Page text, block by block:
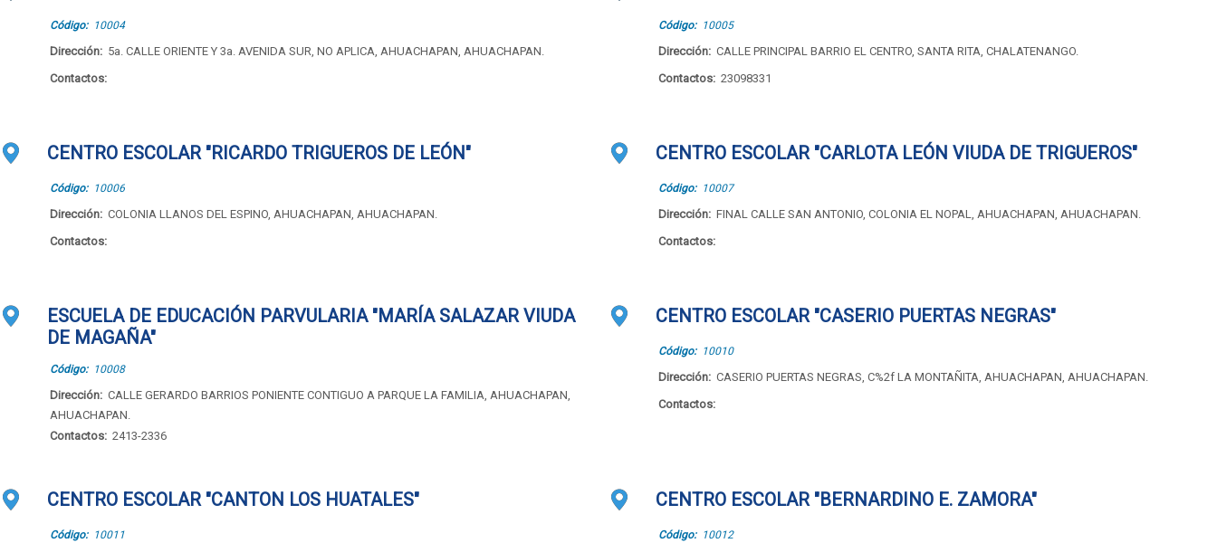
Código: 10004
Dirección: 5a. CALLE ORIENTE Y 3a. AVENIDA SUR, NO APLICA, AHUACHAPAN, AHUACHAPAN.
Contactos:
Código: 10005
Dirección: CALLE PRINCIPAL BARRIO EL CENTRO, SANTA RITA, CHALATENANGO.
Contactos: 23098331
CENTRO ESCOLAR "RICARDO TRIGUEROS DE LEÓN"
Código: 10006
Dirección: COLONIA LLANOS DEL ESPINO, AHUACHAPAN, AHUACHAPAN.
Contactos:
CENTRO ESCOLAR "CARLOTA LEÓN VIUDA DE TRIGUEROS"
Código: 10007
Dirección: FINAL CALLE SAN ANTONIO, COLONIA EL NOPAL, AHUACHAPAN, AHUACHAPAN.
Contactos:
ESCUELA DE EDUCACIÓN PARVULARIA "MARÍA SALAZAR VIUDA
DE MAGAÑA"
Código: 10008
Dirección: CALLE GERARDO BARRIOS PONIENTE CONTIGUO A PARQUE LA FAMILIA, AHUACHAPAN,
AHUACHAPAN.
Contactos: 2413-2336
CENTRO ESCOLAR "CASERIO PUERTAS NEGRAS"
Código: 10010
Dirección: CASERIO PUERTAS NEGRAS, C%2f LA MONTAÑITA, AHUACHAPAN, AHUACHAPAN.
Contactos:
CENTRO ESCOLAR "CANTON LOS HUATALES"
Código: 10011
CENTRO ESCOLAR "BERNARDINO E. ZAMORA"
Código: 10012